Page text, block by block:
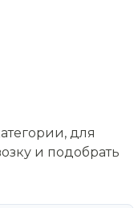
для
и подобрать